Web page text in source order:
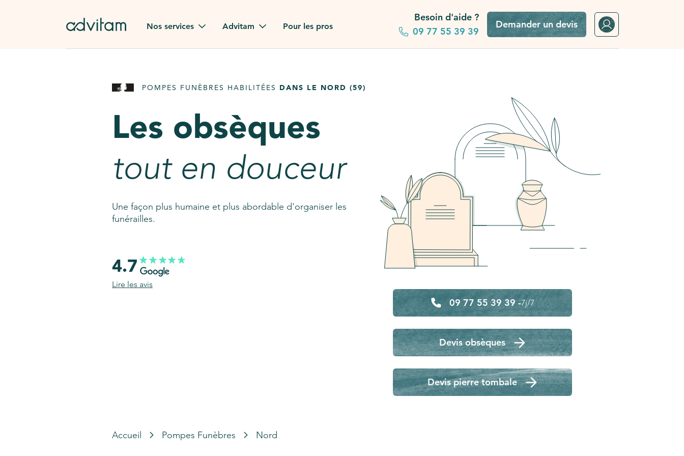
Nos services
Rapatriement à
Pierre tombale
AssistGPT
Nos services en plus
Advitam
Advitam dans la presse
Consultez notre FAQ
Pour les pros
Besoin d'aide ?
09 77 55 39 39
Demander un devis
POMPES FUNÈBRES HABILITÉES DANS LE NORD (59)
Les obsèques
tout en douceur
Une façon plus humaine et plus abordable d'organiser les
funérailles.
09 77 55 39 39 -7j/7
Devis obsèques
Devis pierre tombale
4.7
Lire les avis
Accueil Pompes Funèbres Nord